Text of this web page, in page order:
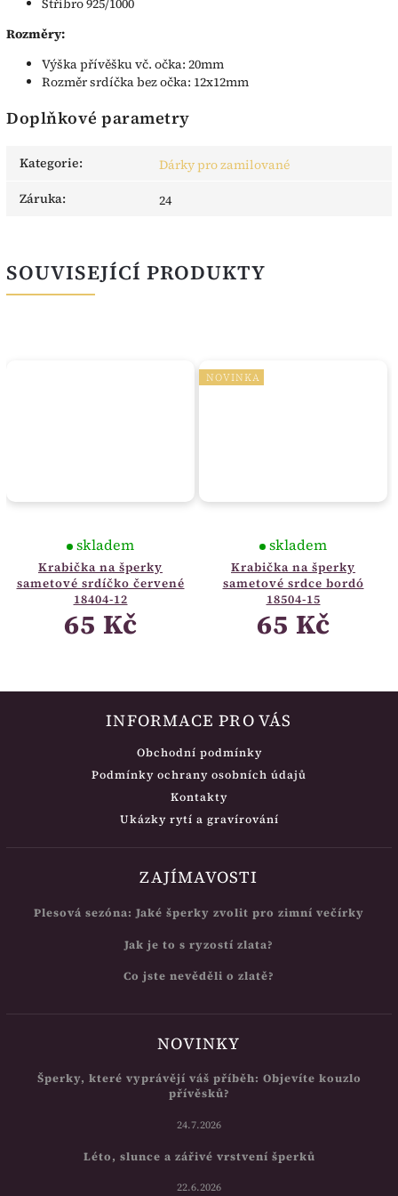
Rozměry:
Výška přívěšku vč. očka: 20mm
Rozměr srdíčka bez očka: 12x12mm
Doplňkové parametry
Kategorie:
Dárky pro zamilované
Záruka: 24
SOUVISEJÍCÍ PRODUKTY
Krabička na šperky
sametové srdíčko červené
18404-12
skladem
65 Kč
NOVINKA
Krabička na šperky
sametové srdce bordó
18504-15
skladem
65 Kč
INFORMACE PRO VÁS
Obchodní podmínky
Podmínky ochrany osobních údajů
Kontakty
Ukázky rytí a gravírování
ZAJÍMAVOSTI
Plesová sezóna: Jaké šperky zvolit pro zimní večírky
Jak je to s ryzostí zlata?
Co jste nevěděli o zlatě?
NOVINKY
Šperky, které vyprávějí váš příběh: Objevíte kouzlo
přívěsků?
24.7.2026
Léto, slunce a zářivé vrstvení šperků
22.6.2026